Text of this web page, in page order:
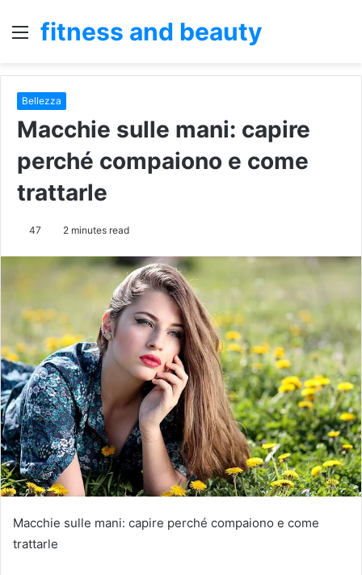
Menu
fitness and beauty
Bellezza
Macchie sulle mani: capire
perché compaiono e come
trattarle
47 2 minutes read
Macchie sulle mani: capire perché compaiono e come
trattarle